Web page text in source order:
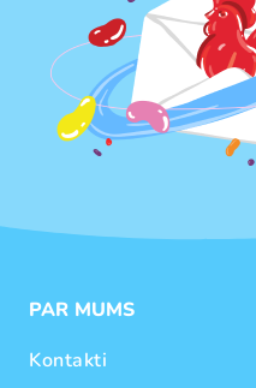
PAR MUMS
Kontakti